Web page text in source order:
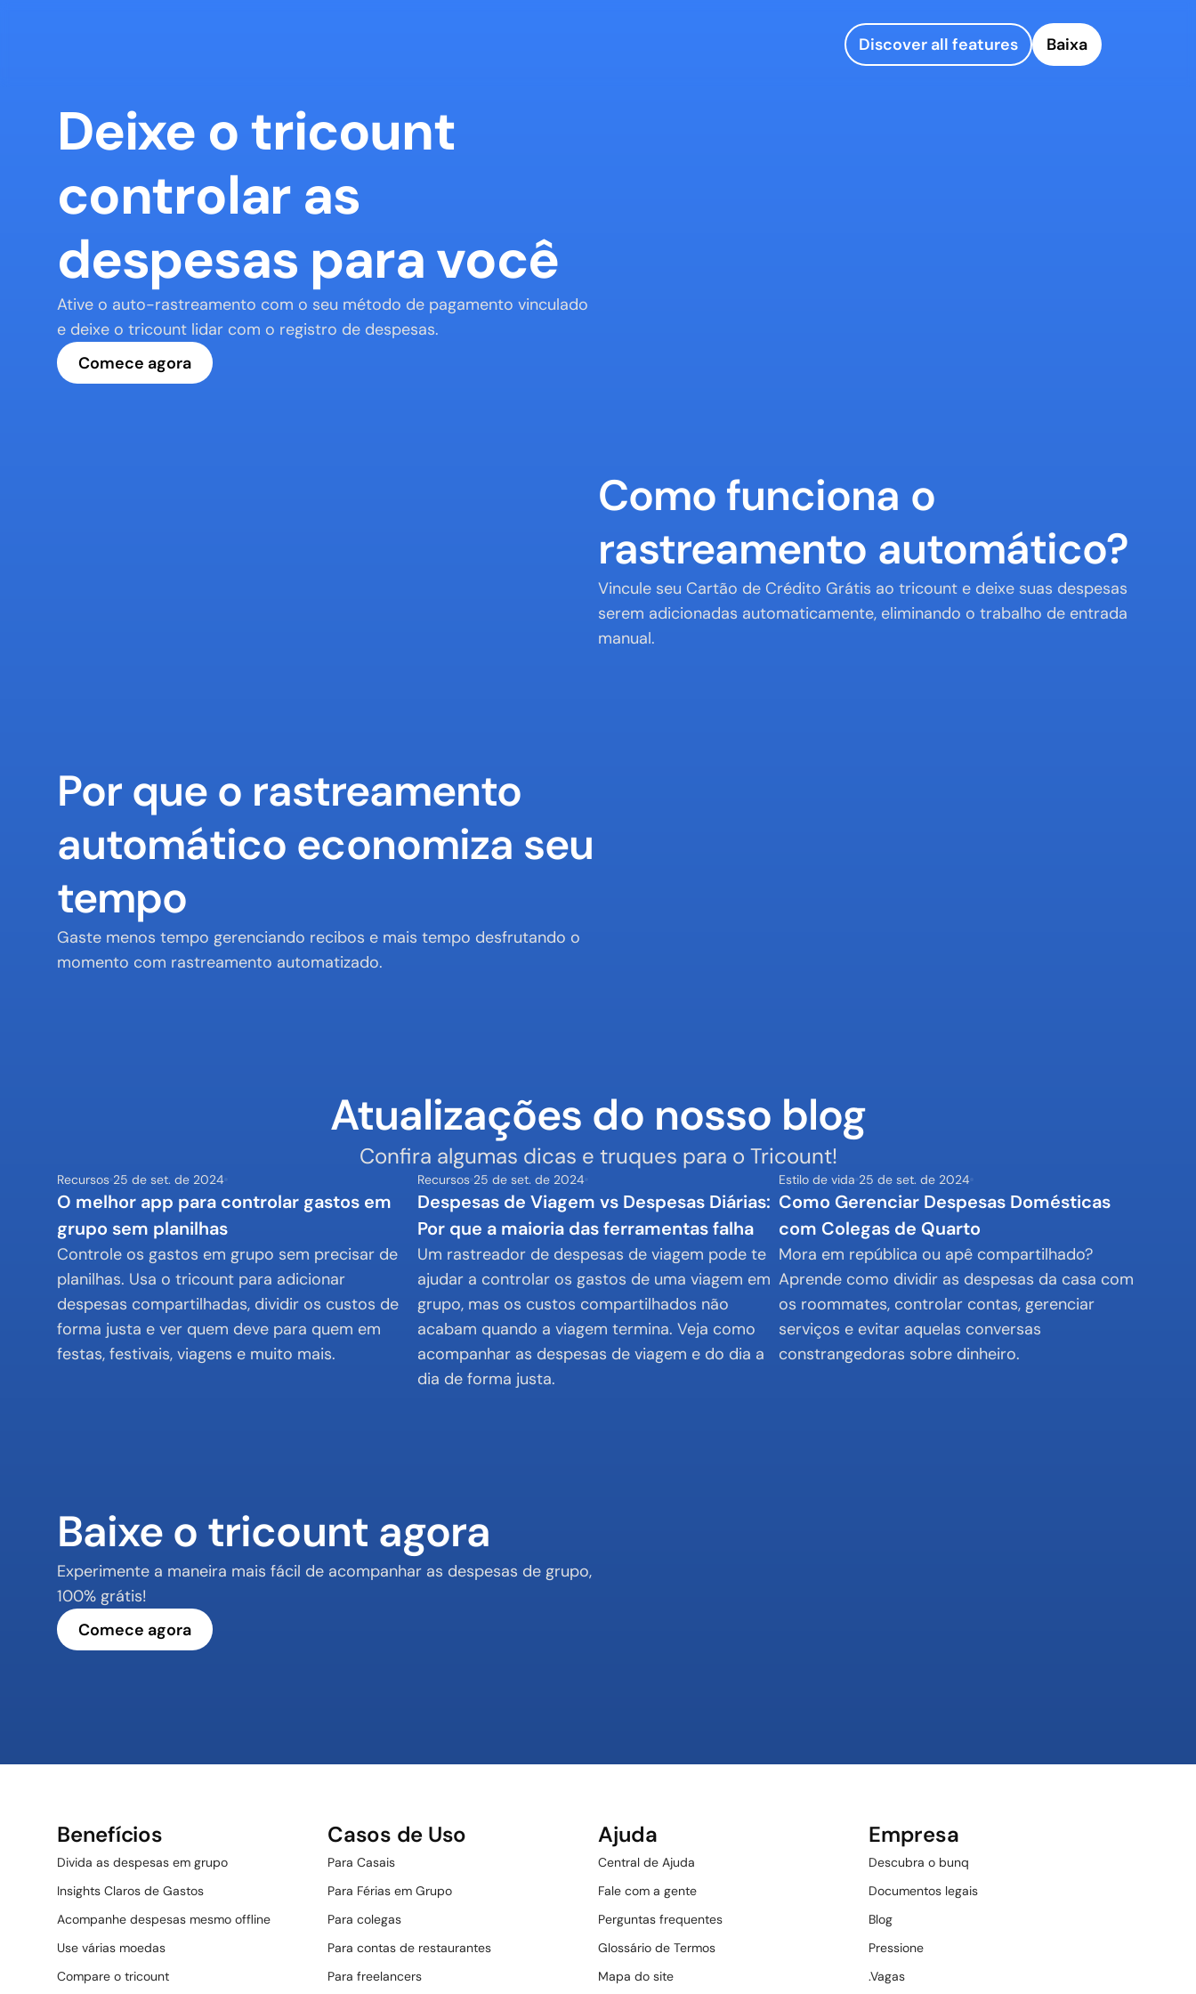
Discover all features Baixa
Deixe o tricount
controlar as
despesas para você
Ative o auto-rastreamento com o seu método de pagamento vinculado
e deixe o tricount lidar com o registro de despesas.
Comece agora
Como funciona o
rastreamento automático?
Vincule seu Cartão de Crédito Grátis ao tricount e deixe suas despesas
serem adicionadas automaticamente, eliminando o trabalho de entrada
manual.
Por que o rastreamento
automático economiza seu
tempo
Gaste menos tempo gerenciando recibos e mais tempo desfrutando o
momento com rastreamento automatizado.
Atualizações do nosso blog
Confira algumas dicas e truques para o Tricount!
Recursos 25 de set. de 2024
O melhor app para controlar gastos em
grupo sem planilhas
Controle os gastos em grupo sem precisar de
planilhas. Usa o tricount para adicionar
despesas compartilhadas, dividir os custos de
forma justa e ver quem deve para quem em
festas, festivais, viagens e muito mais.
Recursos 25 de set. de 2024
Despesas de Viagem vs Despesas Diárias:
Por que a maioria das ferramentas falha
Um rastreador de despesas de viagem pode te
ajudar a controlar os gastos de uma viagem em
grupo, mas os custos compartilhados não
acabam quando a viagem termina. Veja como
acompanhar as despesas de viagem e do dia a
dia de forma justa.
Estilo de vida 25 de set. de 2024
Como Gerenciar Despesas Domésticas
com Colegas de Quarto
Mora em república ou apê compartilhado?
Aprende como dividir as despesas da casa com
os roommates, controlar contas, gerenciar
serviços e evitar aquelas conversas
constrangedoras sobre dinheiro.
Baixe o tricount agora
Experimente a maneira mais fácil de acompanhar as despesas de grupo,
100% grátis!
Comece agora
Benefícios
Divida as despesas em grupo
Insights Claros de Gastos
Acompanhe despesas mesmo offline
Use várias moedas
Compare o tricount
Casos de Uso
Para Casais
Para Férias em Grupo
Para colegas
Para contas de restaurantes
Para freelancers
Ajuda
Central de Ajuda
Fale com a gente
Perguntas frequentes
Glossário de Termos
Mapa do site
Empresa
Descubra o bunq
Documentos legais
Blog
Pressione
.Vagas